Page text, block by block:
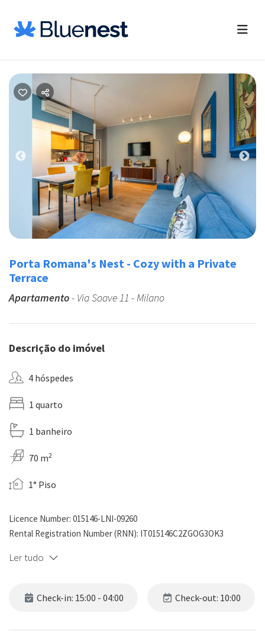
Previous
Porta Romana's Nest - Cozy with a Private
Terrace
Apartamento- Via Soave 11 - Milano
Descrição do imóvel
4 hóspedes
1 quarto
1 banheiro
70 m2
1° Piso
Licence Number: 015146-LNI-09260
Rental Registration Number (RNN): IT015146C2ZGOG3OK3
Ler tudo
Check-in: 15:00 - 04:00 Check-out: 10:00